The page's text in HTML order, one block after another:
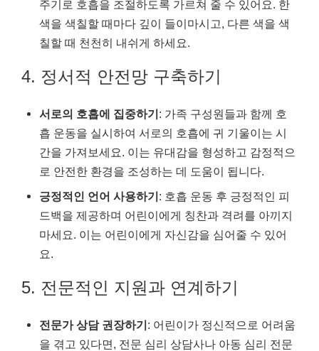
주기로 호흡을 조절하도록 가르쳐 줄 수 있어요. 한
색을 색칠할 때마다 깊이 들이마시고, 다른 색을 색
칠할 때 천천히 내쉬게 하세요.
4. 정서적 안전망 구축하기
서로의 호흡에 집중하기: 가족 구성원들과 함께 호
흡 운동을 실시하여 서로의 호흡에 귀 기울이는 시
간을 가져보세요. 이는 유대감을 형성하고 감정적으
로 안전한 환경을 조성하는 데 도움이 됩니다.
긍정적인 언어 사용하기: 호흡 운동 후 긍정적인 피
드백을 제공하며 어린이에게 칭찬과 격려를 아끼지
마세요. 이는 어린이에게 자신감을 심어줄 수 있어
요.
5. 전문적인 지원과 연계하기
전문가 상담 권장하기: 어린이가 정신적으로 어려움
을 겪고 있다면, 전문 심리 상담사나 아동 심리 전문